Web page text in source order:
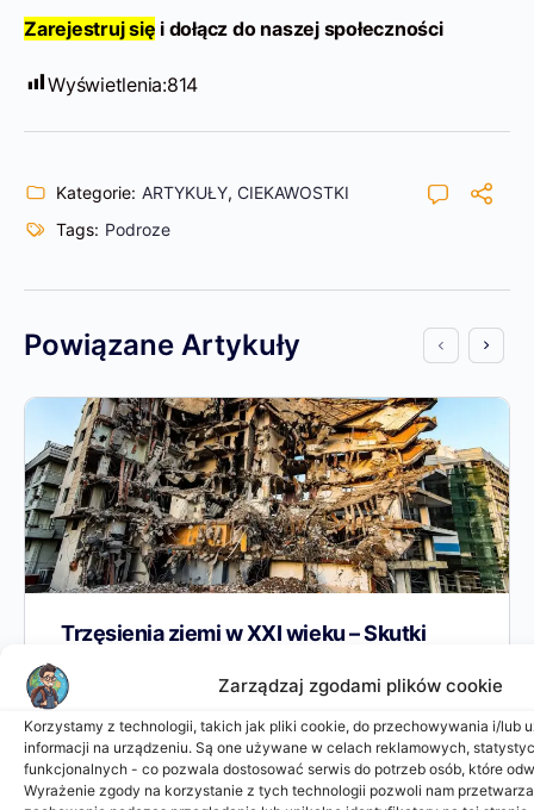
Zarządzaj zgodami plików cookie
Korzystamy z technologii, takich jak pliki cookie, do przechowywania i/lub
informacji na urządzeniu. Są one używane w celach reklamowych,
funkcjonalnych - co pozwala dostosować serwis do potrzeb osób, które
Wyrażenie zgody na korzystanie z tych technologii pozwoli nam
Zarejestruj się i dołącz do naszej społeczności
Wyświetlenia:814
Kategorie: ARTYKUŁY, CIEKAWOSTKI
Tags: Podroze
Powiązane Artykuły
Trzęsienia ziemi w XXI wieku – Skutki
10 najbardziej śmiercionośnych trzęsień ziemi XXI
wieku Trzęsienie ziemi to nagłe i gwałtowne wstrząsy
spowodowane ruchem pomiędzy płytami
tektonicznymi wzdłuż linii uskoku w skorupie
ziemskiej.…